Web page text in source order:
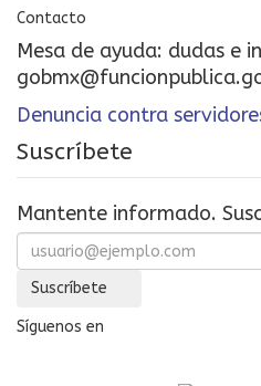
Contacto
Mesa de ayuda: dudas e
Denuncia contra
Suscríbete
Mantente informado.
Suscríbete
Síguenos en